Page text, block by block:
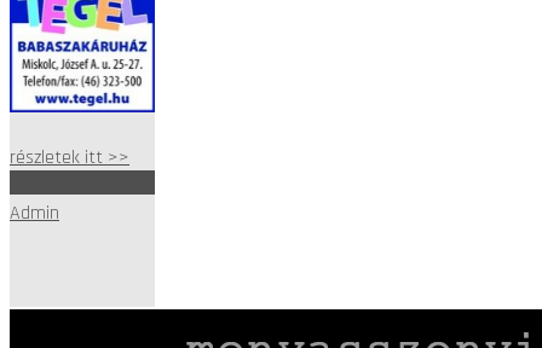
részletek itt >>
Admin